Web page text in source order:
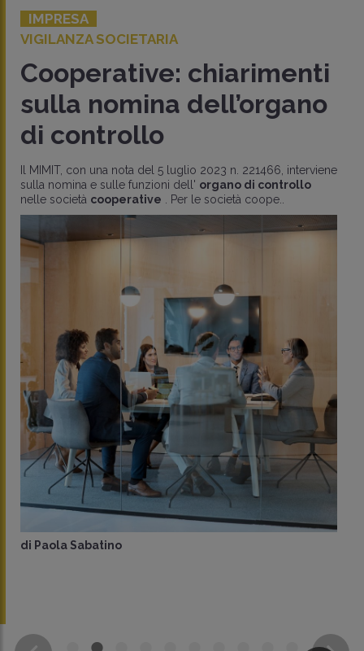
IMPRESA
VIGILANZA SOCIETARIA
Cooperative: chiarimenti
sulla nomina dell’organo
di controllo
Il MIMIT, con una nota del 5 luglio 2023 n. 221466, interviene
sulla nomina e sulle funzioni dell' organo di controllo
nelle società cooperative . Per le società coope..
di Paola Sabatino